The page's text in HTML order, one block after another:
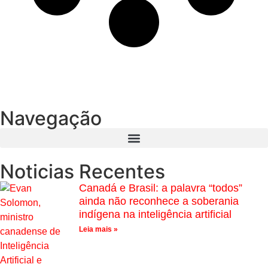
Navegação
Noticias Recentes
Canadá e Brasil: a palavra “todos”
ainda não reconhece a soberania
indígena na inteligência artificial
Leia mais »